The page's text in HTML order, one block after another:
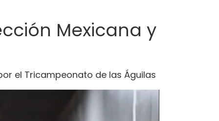
Mexicana y
el Tricampeonato de las Águilas